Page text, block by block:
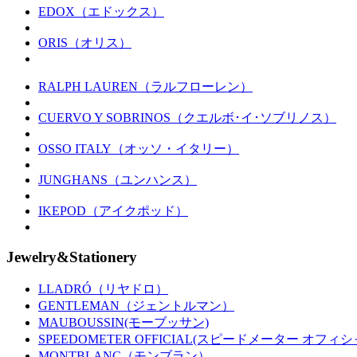
EDOX（エドックス）
ORIS（オリス）
RALPH LAUREN（ラルフローレン）
CUERVO Y SOBRINOS（クエルボ･イ･ソブリノス）
OSSO ITALY（オッソ・イタリー）
JUNGHANS（ユンハンス）
IKEPOD（アイクポッド）
Jewelry&Stationery
LLADRÓ（リヤドロ）
GENTLEMAN（ジェントルマン）
MAUBOUSSIN(モーブッサン)
SPEEDOMETER OFFICIAL(スピードメーター オフィシ